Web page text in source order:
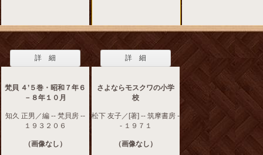
詳 細
梵貝 ４’５巻・昭和７年６
－８年１０月
知久 正男／編 -- 梵貝房 --
１９３２０６
（画像なし）
詳 細
さよならモスクワの小学
校
松下 友子／[著] -- 筑摩書房 -
- １９７１
（画像なし）